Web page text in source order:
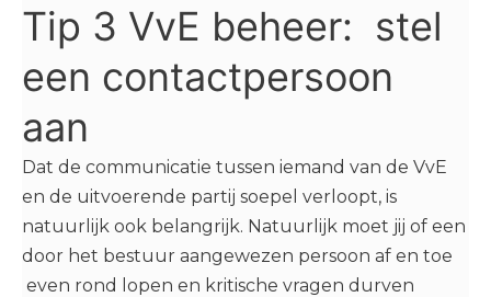
Tip 3 VvE beheer: stel
een contactpersoon
aan
Dat de communicatie tussen iemand van de VvE
en de uitvoerende partij soepel verloopt, is
natuurlijk ook belangrijk. Natuurlijk moet jij of een
door het bestuur aangewezen persoon af en toe
even rond lopen en kritische vragen durven